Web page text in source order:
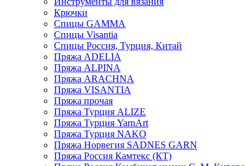
Крючки
Спицы GAMMA
Спицы Visantia
Спицы Россия, Турция, Китай
Пряжа ADELIA
Пряжа ALPINA
Пряжа ARACHNA
Пряжа VISANTIA
Пряжа прочая
Пряжа Турция ALIZE
Пряжа Турция YarnArt
Пряжа Турция NAKO
Пряжа Норвегия SADNES GARN
Пряжа Россия Камтекс (КТ)